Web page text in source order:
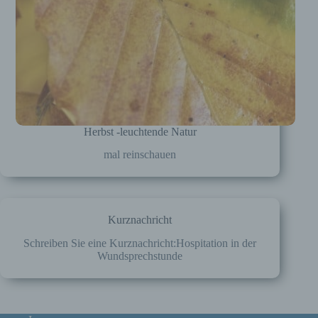
Herbst -leuchtende Natur
mal reinschauen
Kurznachricht
Schreiben Sie eine Kurznachricht:Hospitation in der
Wundsprechstunde
künftige Verarbeitung einzuschränken.
Profiling ist jede Art der automatisierten
Verarbeitung personenbezogener Daten, die
darin besteht, dass diese
personenbezogenen Daten verwendet
die sich auf eine natürliche Person beziehen,
bezüglich Arbeitsleistung, wirtschaftlicher
Aufenthaltsort oder Ortswechsel dieser
vorherzusagen.